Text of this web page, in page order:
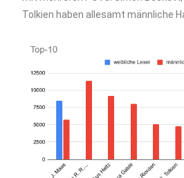
Tolkien haben allesamt männliche